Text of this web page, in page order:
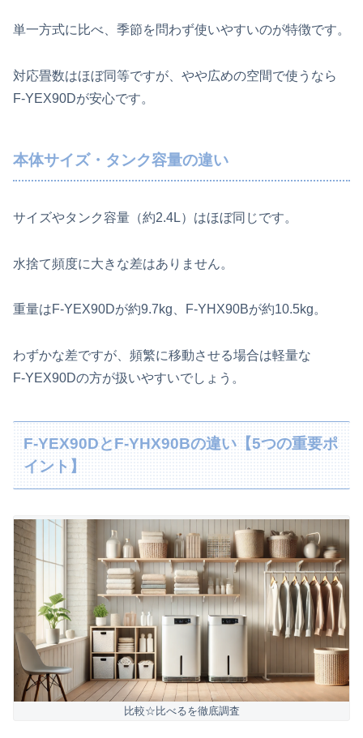
単一方式に比べ、季節を問わず使いやすいのが特徴です。
対応畳数はほぼ同等ですが、やや広めの空間で使うなら
F‑YEX90Dが安心です。
本体サイズ・タンク容量の違い
サイズやタンク容量（約2.4L）はほぼ同じです。
水捨て頻度に大きな差はありません。
重量はF‑YEX90Dが約9.7kg、F‑YHX90Bが約10.5kg。
わずかな差ですが、頻繁に移動させる場合は軽量な
F‑YEX90Dの方が扱いやすいでしょう。
F‑YEX90DとF‑YHX90Bの違い【5つの重要ポ
イント】
比較☆比べるを徹底調査